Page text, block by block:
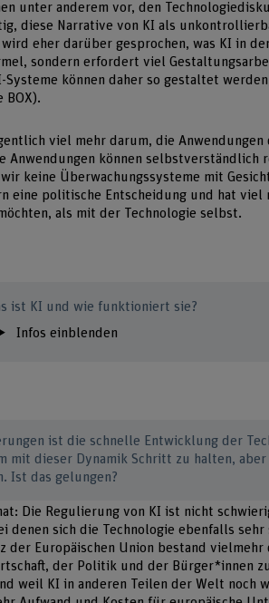
unter anderem vor, den
diese Narrative von KI als
eher darüber gesprochen, was KI in
sondern erfordert viel
Systeme können daher so gestaltet
BOX).
viel mehr darum, die
Anwendungen können selbstverständlich
keine Überwachungssysteme mit
eine politische Entscheidung und hat viel
als mit der Technologie selbst.
ist KI und wie funktioniert sie?
Infos einblenden
ist die schnelle Entwicklung der
mit dieser Dynamik Schritt zu halten,
Ist das gelungen?
Die Regulierung von KI ist nicht
denen sich die Technologie ebenfalls
der Europäischen Union bestand vielmehr
der Politik und der Bürger*innen
weil KI in anderen Teilen der Welt noch